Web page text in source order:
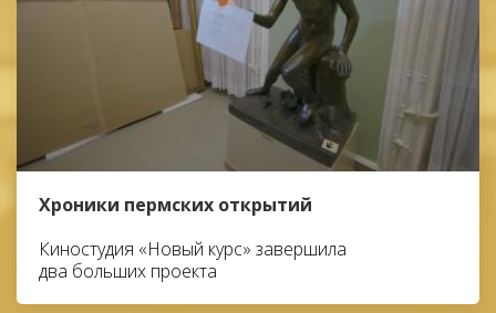
Хроники пермских открытий
Киностудия «Новый курс» завершила
два больших проекта